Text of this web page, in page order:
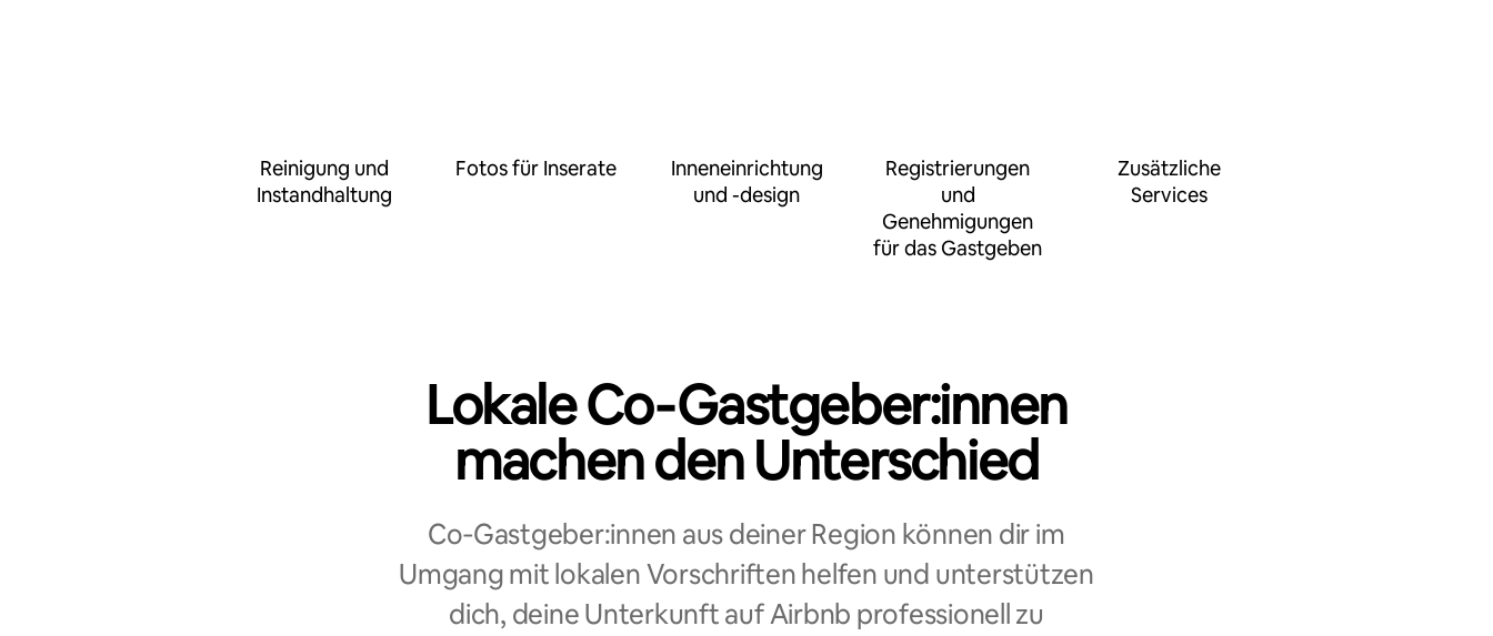
Reinigung und
Instandhaltung
Fotos für Inserate
Inneneinrichtung
und -design
Registrierungen
und
Genehmigungen
für das Gastgeben
Zusätzliche
Services
Lokale Co‑Gastgeber:innen
machen den Unterschied
Co‑Gastgeber:innen aus deiner Region können dir im
Umgang mit lokalen Vorschriften helfen und unterstützen
dich, deine Unterkunft auf Airbnb professionell zu